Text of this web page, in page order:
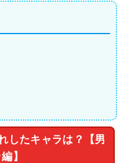
したキャラは？【男
】